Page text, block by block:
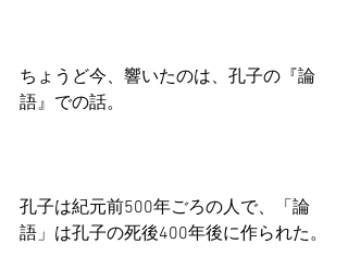
ちょうど今、響いたのは、孔子の『論
語』での話。
孔子は紀元前500年ごろの人で、「論
語」は孔子の死後400年後に作られた。